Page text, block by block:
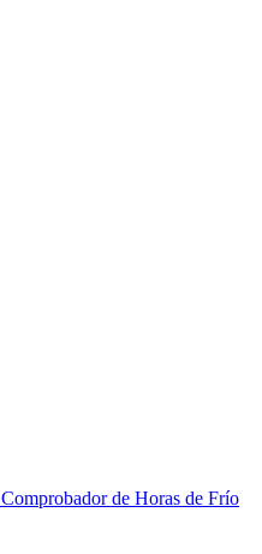
Comprobador de Horas de Frío